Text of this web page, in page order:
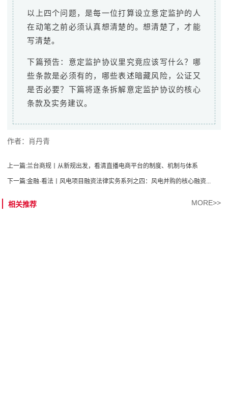
以上四个问题，是每一位打算设立意定监护的人
在动笔之前必须认真想清楚的。想清楚了，才能
写清楚。
下篇预告：意定监护协议里究竟应该写什么？哪
些条款是必须有的，哪些表述暗藏风险，公证又
是否必要？下篇将逐条拆解意定监护协议的核心
条款及实务建议。
作者：肖丹青
上一篇:兰台商规丨从新规出发，看清直播电商平台的制度、机制与体系
下一篇:金融·看法丨风电项目融资法律实务系列之四：风电并购的核心融资...
相关推荐 MORE>>